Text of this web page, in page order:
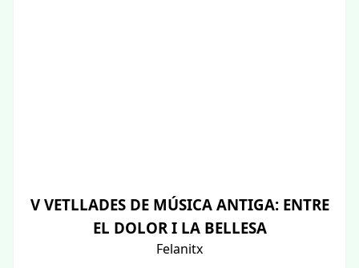
V VETLLADES DE MÚSICA ANTIGA: ENTRE
EL DOLOR I LA BELLESA
Felanitx